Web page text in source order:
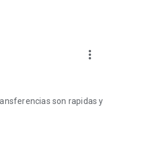
more_vert
son rapidas y